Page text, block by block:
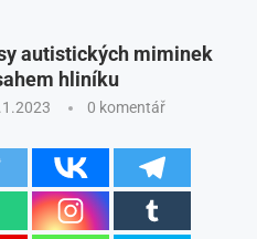
autistických miminek
hliníku
0 komentář